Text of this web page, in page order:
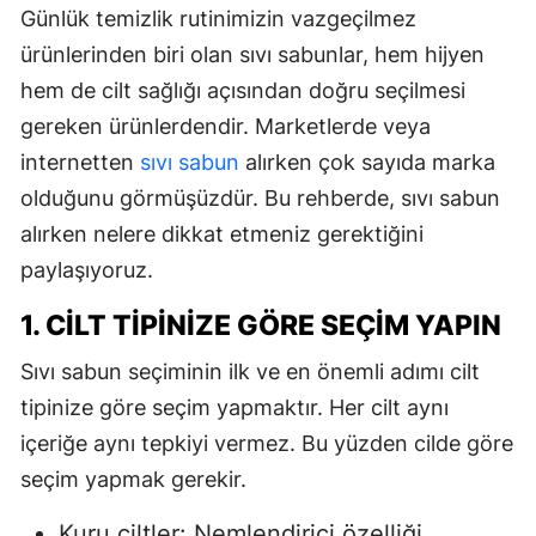
Günlük temizlik rutinimizin vazgeçilmez
ürünlerinden biri olan sıvı sabunlar, hem hijyen
hem de cilt sağlığı açısından doğru seçilmesi
gereken ürünlerdendir. Marketlerde veya
internetten sıvı sabun alırken çok sayıda marka
olduğunu görmüşüzdür. Bu rehberde, sıvı sabun
alırken nelere dikkat etmeniz gerektiğini
paylaşıyoruz.
1. CILT TIPINIZE GÖRE SEÇIM YAPIN
Sıvı sabun seçiminin ilk ve en önemli adımı cilt
tipinize göre seçim yapmaktır. Her cilt aynı
içeriğe aynı tepkiyi vermez. Bu yüzden cilde göre
seçim yapmak gerekir.